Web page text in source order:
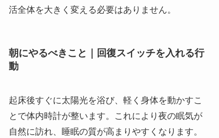
活全体を大きく変える必要はありません。
朝にやるべきこと｜回復スイッチを入れる行
動
起床後すぐに太陽光を浴び、軽く身体を動かすこ
とで体内時計が整います。これにより夜の眠気が
自然に訪れ、睡眠の質が高まりやすくなります。